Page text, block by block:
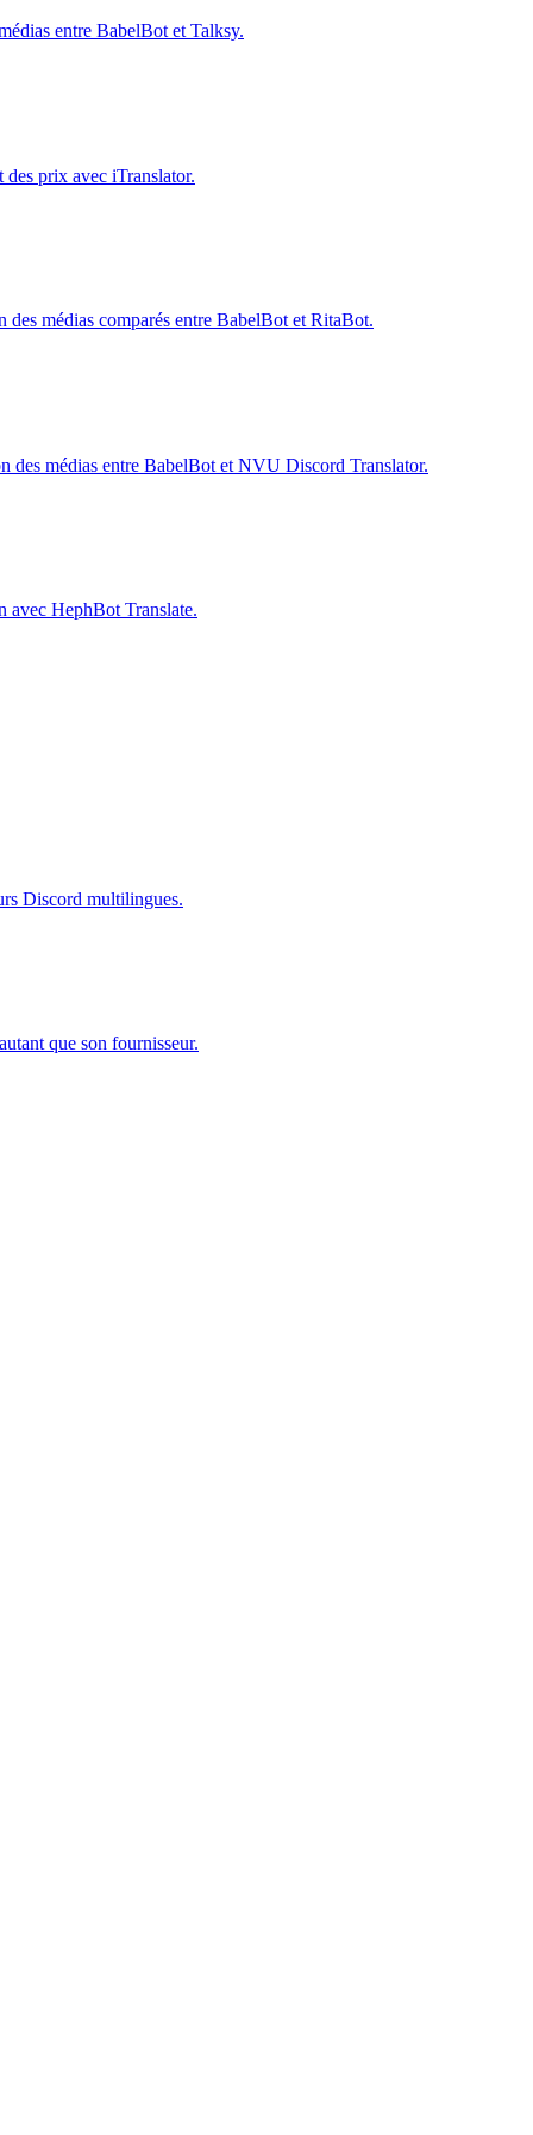
entre BabelBot et Talksy.
prix avec iTranslator.
médias comparés entre BabelBot et RitaBot.
des médias entre BabelBot et NVU Discord Translator.
avec HephBot Translate.
Discord multilingues.
que son fournisseur.